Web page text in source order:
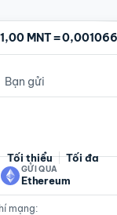
giá
1,00 MNT=
Bạn gửi
Tối thiểu Tối đa
GỬI QUA
Ethereum
mạng: